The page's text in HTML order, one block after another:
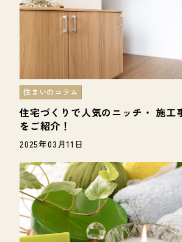
住宅づくりで人気のニッチ・ 施工
をご紹介！
住まいのコラム
2025年03月11日